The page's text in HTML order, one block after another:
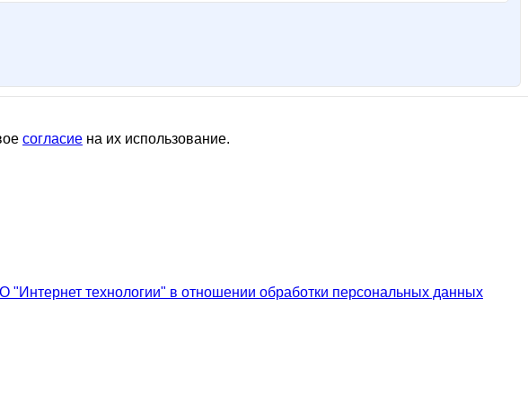
согласие на их использование.
"Интернет технологии" в отношении обработки персональных данных